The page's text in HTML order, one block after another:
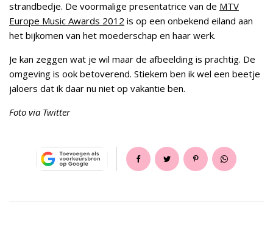
strandbedje. De voormalige presentatrice van de MTV
Europe Music Awards 2012 is op een onbekend eiland aan
het bijkomen van het moederschap en haar werk.
Je kan zeggen wat je wil maar de afbeelding is prachtig. De
omgeving is ook betoverend. Stiekem ben ik wel een beetje
jaloers dat ik daar nu niet op vakantie ben.
Foto via Twitter